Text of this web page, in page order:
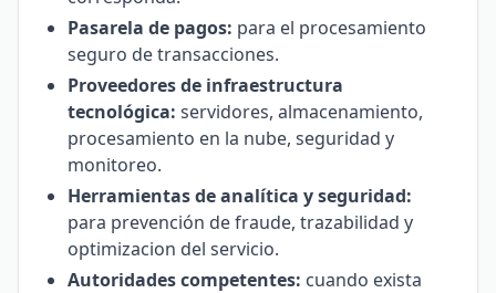
Pasarela de pagos: para el procesamiento
seguro de transacciones.
Proveedores de infraestructura
tecnológica: servidores, almacenamiento,
procesamiento en la nube, seguridad y
monitoreo.
Herramientas de analítica y seguridad:
para prevención de fraude, trazabilidad y
optimizacion del servicio.
Autoridades competentes: cuando exista